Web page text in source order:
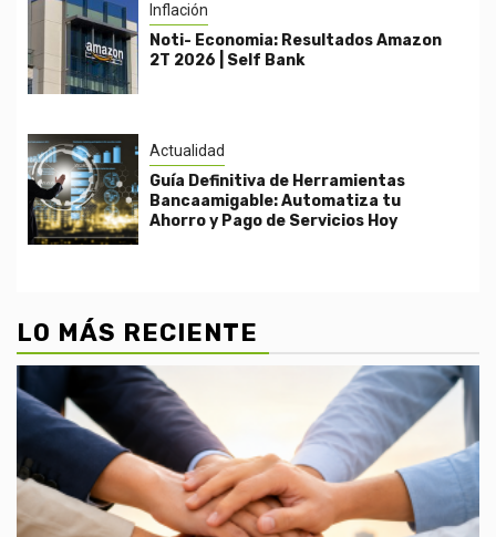
Inflación
Noti- Economia: Resultados Amazon
2T 2026 | Self Bank
Actualidad
Guía Definitiva de Herramientas
Bancaamigable: Automatiza tu
Ahorro y Pago de Servicios Hoy
LO MÁS RECIENTE